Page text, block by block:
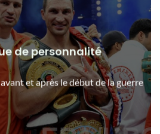
de personnalité
et après le début de la guerre
après le début de la guerre
Voir les détails